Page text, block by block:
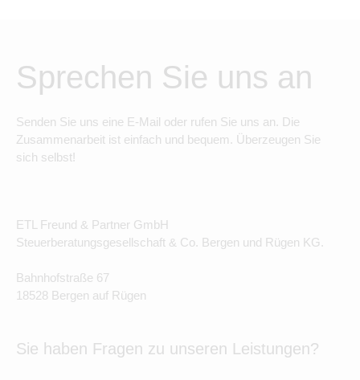
Sprechen Sie uns an
Senden Sie uns eine E-Mail oder rufen Sie uns an. Die
Zusammenarbeit ist einfach und bequem. Überzeugen Sie
sich selbst!
ETL Freund & Partner GmbH
Steuerberatungsgesellschaft & Co. Bergen und Rügen KG.
Bahnhofstraße 67
18528 Bergen auf Rügen
Sie haben Fragen zu unseren Leistungen?